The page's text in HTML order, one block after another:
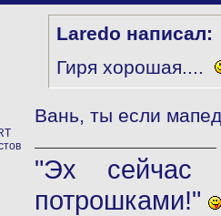
Laredo написал:
Гиря хорошая....
Вань, ты если
"Эх сейчас
потрошками!"